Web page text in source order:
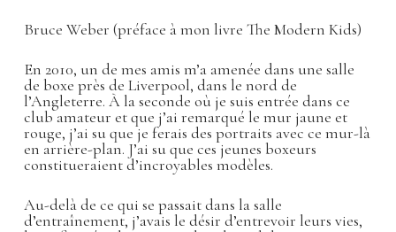
Bruce Weber (préface à mon livre The Modern Kids)
En 2010, un de mes amis m’a amenée dans une salle
de boxe près de Liverpool, dans le nord de
l’Angleterre. À la seconde où je suis entrée dans ce
club amateur et que j’ai remarqué le mur jaune et
rouge, j’ai su que je ferais des portraits avec ce mur-là
en arrière-plan. J’ai su que ces jeunes boxeurs
constitueraient d’incroyables modèles.
Au-delà de ce qui se passait dans la salle
d’entraînement, j’avais le désir d’entrevoir leurs vies,